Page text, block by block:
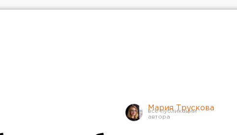
Мария Трускова